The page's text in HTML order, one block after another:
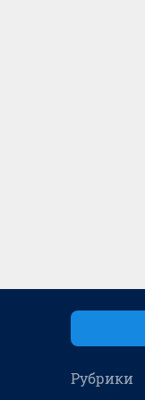
Рубрики